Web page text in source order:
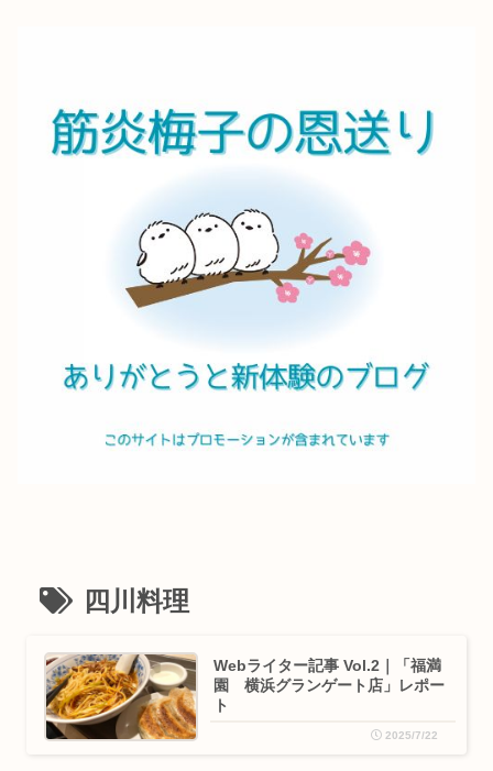
四川料理
Webライター記事 Vol.2｜「福満
園 横浜グランゲート店」レポー
ト
2025/7/22